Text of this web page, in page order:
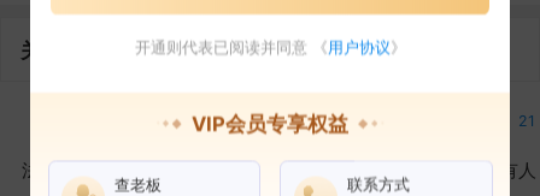
关联企业
法定代表人
1 21
作为受益所有人
开通则代表已阅读并同意 《用户协议》
VIP会员专享权益
查老板 联系方式